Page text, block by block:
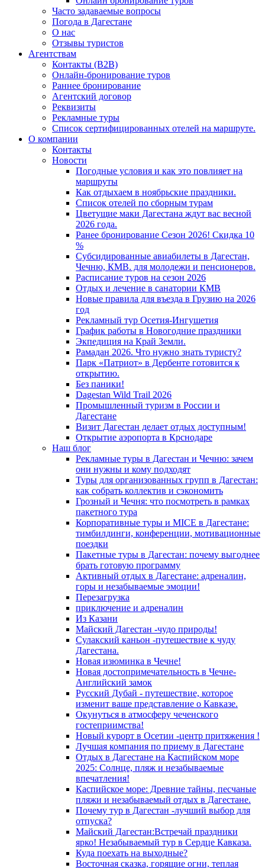
Часто задаваемые вопросы
Погода в Дагестане
О нас
Отзывы туристов
Агентствам
Контакты (B2B)
Онлайн-бронирование туров
Раннее бронирование
Агентский договор
Реквизиты
Рекламные туры
Список сертифицированных отелей на маршруте.
О компании
Контакты
Новости
Погодные условия и как это повлияет на
маршруты
Как отдыхаем в ноябрьские праздники.
Список отелей по сборным турам
Цветущие маки Дагестана ждут вас весной
2026 года.
Ранее бронирование Сезон 2026! Скидка 10
%
Субсидированные авиабилеты в Дагестан,
Чечню, КМВ. для молодежи и пенсионеров.
Расписание туров на сезон 2026
Отдых и лечение в санатории КМВ
Новые правила для въезда в Грузию на 2026
год
Рекламный тур Осетия-Ингушетия
График работы в Новогодние праздники
Экпедиция на Край Земли.
Рамадан 2026. Что нужно знать туристу?
Парк «Патриот» в Дербенте готовится к
открытию.
Без паники!
Dagestan Wild Trail 2026
Промышленный туризм в России и
Дагестане
Визит Дагестан делает отдых доступным!
Открытие аэропорта в Крснодаре
Наш блог
Рекламные туры в Дагестан и Чечню: зачем
они нужны и кому подходят
Туры для организованных групп в Дагестан:
как собрать коллектив и сэкономить
Грозный и Чечня: что посмотреть в рамках
пакетного тура
Корпоративные туры и MICE в Дагестане:
тимбилдинги, конференции, мотивационные
поездки
Пакетные туры в Дагестан: почему выгоднее
брать готовую программу
Активный отдых в Дагестане: адреналин,
горы и незабываемые эмоции!
Перезагрузка
приключение и адреналин
Из Казани
Майский Дагестан -чудо природы!
Сулакский каньон -путешествие к чуду
Дагестана.
Новая изюминка в Чечне!
Новая достопримечательность в Чечне-
Английский замок
Русский Дубай - путешествие, которое
изменит ваше представление о Кавказе.
Окунуться в атмосферу чеченского
гостеприимства!
Новый курорт в Осетии -центр притяжения !
Лучшая компания по приему в Дагестане
Отдых в Дагестане на Каспийском море
2025: Солнце, пляж и незабываемые
впечатления!
Каспийское море: Древние тайны, песчаные
пляжи и незабываемый отдых в Дагестане.
Почему тур в Дагестан -лучший выбор для
отпуска?
Майский Дагестан:Встречай праздники
ярко! Незабываемый тур в Сердце Кавказа.
Куда поехать на выходные?
Восточная сказка, горящие огни, теплая